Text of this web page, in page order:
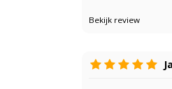
Bekijk review